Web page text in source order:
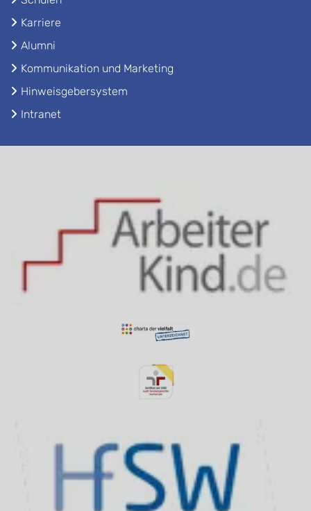
Karriere
Alumni
Kommunikation und Marketing
Hinweisgebersystem
Intranet